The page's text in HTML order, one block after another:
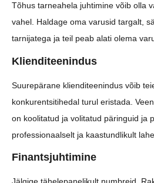
Tõhus tarneahela juhtimine võib olla
vahel. Haldage oma varusid targalt,
tarnijatega ja teil peab alati olema
Klienditeenindus
Suurepärane klienditeenindus võib
konkurentsitihedal turul eristada.
on koolitatud ja volitatud päringuid ja
professionaalselt ja kaastundlikult
Finantsjuhtimine